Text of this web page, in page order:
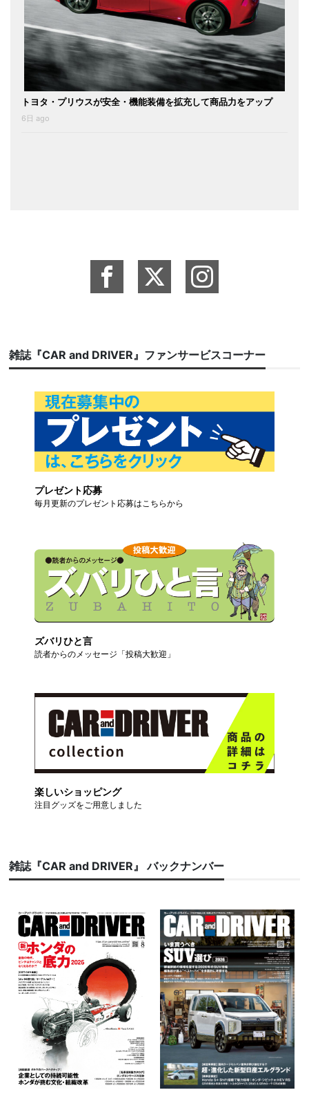
トヨタ・プリウスが安全・機能装備を拡充して商品力をアップ
6日 ago
雑誌『CAR and DRIVER』ファンサービスコーナー
プレゼント応募
毎月更新のプレゼント応募はこちらから
ズバリひと言
読者からのメッセージ「投稿大歓迎」
楽しいショッピング
注目グッズをご用意しました
雑誌『CAR and DRIVER』 バックナンバー